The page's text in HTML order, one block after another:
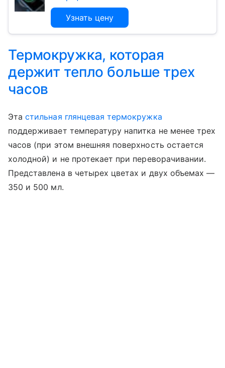
Узнать цену
Термокружка, которая
держит тепло больше трех
часов
Этастильная глянцевая термокружка
поддерживает температуру напитка не менее трех
часов (при этом внешняя поверхность остается
холодной) и не протекает при переворачивании.
Представлена в четырех цветах и двух объемах —
350 и 500 мл.